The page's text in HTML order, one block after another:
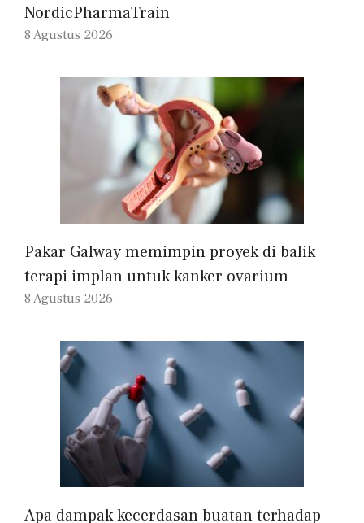
NordicPharmaTrain
8 Agustus 2026
Pakar Galway memimpin proyek di balik
terapi implan untuk kanker ovarium
8 Agustus 2026
Apa dampak kecerdasan buatan terhadap